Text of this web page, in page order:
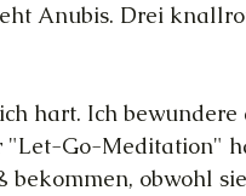
Anubis. Drei
hart. Ich bewundere
"Let-Go-Meditation"
obwohl